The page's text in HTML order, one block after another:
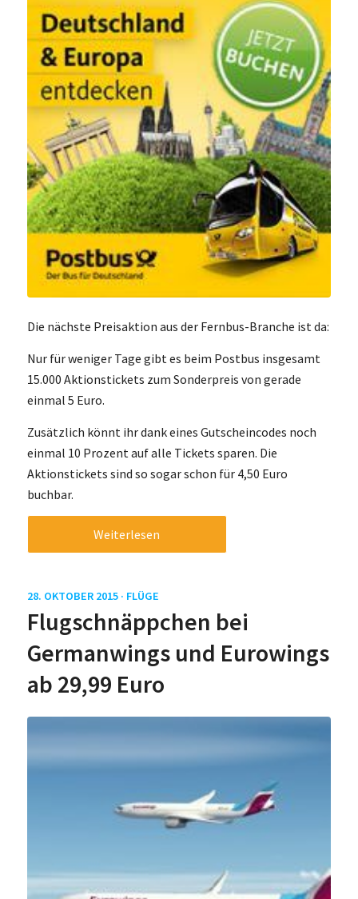
Die nächste Preisaktion aus der Fernbus-Branche ist da:
Nur für weniger Tage gibt es beim Postbus insgesamt
15.000 Aktionstickets zum Sonderpreis von gerade
einmal 5 Euro.
Zusätzlich könnt ihr dank eines Gutscheincodes noch
einmal 10 Prozent auf alle Tickets sparen. Die
Aktionstickets sind so sogar schon für 4,50 Euro
buchbar.
Weiterlesen
28. OKTOBER 2015 · FLÜGE
Flugschnäppchen bei
Germanwings und Eurowings
ab 29,99 Euro